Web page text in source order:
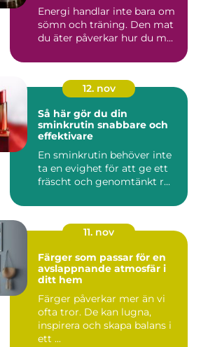
Energi handlar inte bara om
sömn och träning. Den mat
du äter påverkar hur du m...
12. nov
Så här gör du din
sminkrutin snabbare och
effektivare
En sminkrutin behöver inte
ta en evighet för att ge ett
fräscht och genomtänkt r...
11. nov
Färger som passar för en
avslappnande atmosfär i
ditt hem
Färger påverkar mer än vi
ofta tror. De kan lugna,
inspirera och skapa balans i
ett ...